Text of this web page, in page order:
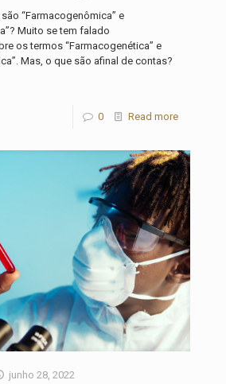
“Farmacogenômica” e
Muito se tem falado
os termos “Farmacogenética” e
Mas, o que são afinal de contas?
0 Read more
junho 28, 2022